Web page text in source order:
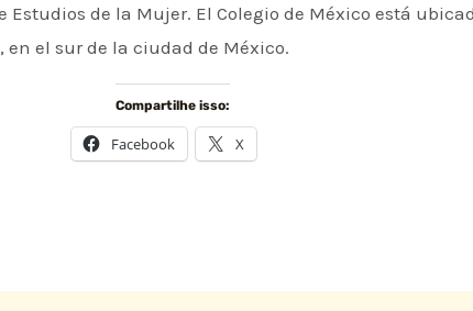
de la Mujer. El Colegio de México está
en el sur de la ciudad de México.
Compartilhe isso:
Facebook X